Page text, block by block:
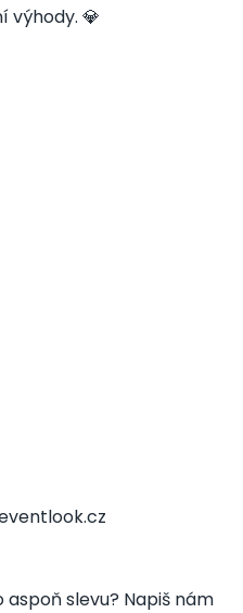
výhody. 💎
slevu? Napiš nám